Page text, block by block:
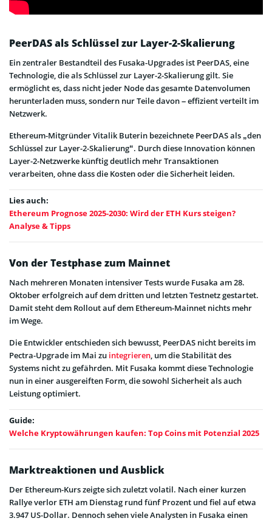
PeerDAS als Schlüssel zur Layer-2-Skalierung
Ein zentraler Bestandteil des Fusaka-Upgrades ist PeerDAS, eine
Technologie, die als Schlüssel zur Layer-2-Skalierung gilt. Sie
ermöglicht es, dass nicht jeder Node das gesamte Datenvolumen
herunterladen muss, sondern nur Teile davon – effizient verteilt im
Netzwerk.
Ethereum-Mitgründer Vitalik Buterin bezeichnete PeerDAS als „den
Schlüssel zur Layer-2-Skalierung“. Durch diese Innovation können
Layer-2-Netzwerke künftig deutlich mehr Transaktionen
verarbeiten, ohne dass die Kosten oder die Sicherheit leiden.
Lies auch:
Ethereum Prognose 2025-2030: Wird der ETH Kurs steigen?
Analyse & Tipps
Von der Testphase zum Mainnet
Nach mehreren Monaten intensiver Tests wurde Fusaka am 28.
Oktober erfolgreich auf dem dritten und letzten Testnetz gestartet.
Damit steht dem Rollout auf dem Ethereum-Mainnet nichts mehr
im Wege.
Die Entwickler entschieden sich bewusst, PeerDAS nicht bereits im
Pectra-Upgrade im Mai zu integrieren, um die Stabilität des
Systems nicht zu gefährden. Mit Fusaka kommt diese Technologie
nun in einer ausgereiften Form, die sowohl Sicherheit als auch
Leistung optimiert.
Guide:
Welche Kryptowährungen kaufen: Top Coins mit Potenzial 2025
Marktreaktionen und Ausblick
Der Ethereum-Kurs zeigte sich zuletzt volatil. Nach einer kurzen
Rallye verlor ETH am Dienstag rund fünf Prozent und fiel auf etwa
3.947 US-Dollar. Dennoch sehen viele Analysten in Fusaka einen